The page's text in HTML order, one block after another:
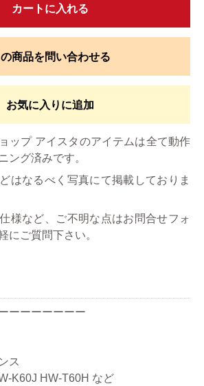
カートに入れる
商品を問い合わせる
お気に入りに追加
ップ アイスタのアイテムは全て動作
ング済みです。
はなるべく写真にて掲載しておりま
様など、ご不明な点はお問合せフォ
にご質問下さい。
ーーーーーーー
ス
K60J HW-T60H など